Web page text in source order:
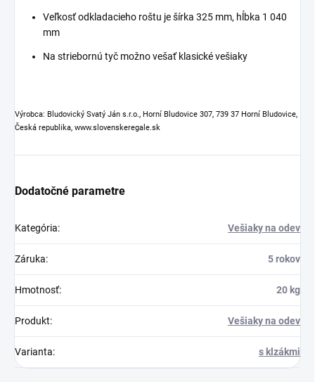
Veľkosť odkladacieho roštu je šírka 325 mm, hĺbka 1 040
mm
Na striebornú tyč možno vešať klasické vešiaky
Výrobca: Bludovický Svatý Ján s.r.o., Horní Bludovice 307, 739 37 Horní Bludovice,
Česká republika, www.slovenskeregale.sk
Dodatočné parametre
Kategória: Vešiaky na odev
Záruka: 5 rokov
Hmotnosť: 20 kg
Produkt: Vešiaky na odev
Varianta: s klzákmi